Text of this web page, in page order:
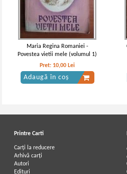
Maria Regina Romaniei -
Povestea vietii mele (volumul 1)
Pret: 10,00 Lei
Adaugă în coș
Printre Carti
Carți la reducere
Arhivă carți
Autori
Edituri